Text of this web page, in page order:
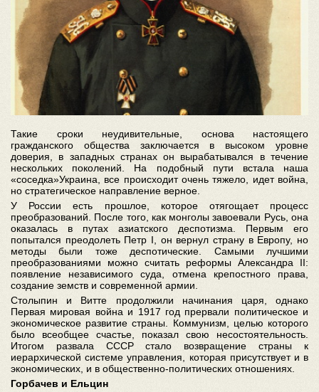
Такие сроки неудивительные, основа настоящего
гражданского общества заключается в высоком уровне
доверия, в западных странах он вырабатывался в течение
нескольких поколений. На подобный пути встала наша
«соседка»Украина, все происходит очень тяжело, идет война,
но стратегическое направление верное.
У России есть прошлое, которое отягощает процесс
преобразований. После того, как монголы завоевали Русь, она
оказалась в путах азиатского деспотизма. Первым его
попытался преодолеть Петр I, он вернул страну в Европу, но
методы были тоже деспотические. Самыми лучшими
преобразованиями можно считать реформы Александра II:
появление независимого суда, отмена крепостного права,
создание земств и современной армии.
Столыпин и Витте продолжили начинания царя, однако
Первая мировая война и 1917 год прервали политическое и
экономическое развитие страны. Коммунизм, целью которого
было всеобщее счастье, показал свою несостоятельность.
Итогом развала СССР стало возвращение страны к
иерархической системе управления, которая присутствует и в
экономических, и в общественно-политических отношениях.
Горбачев и Ельцин